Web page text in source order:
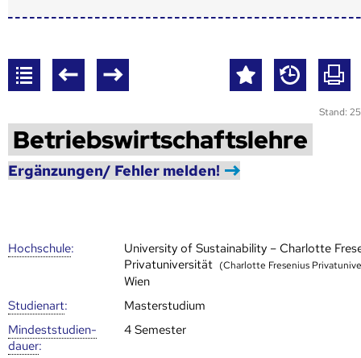
Stand:
Betriebswirtschaftslehre
Ergänzungen/ Fehler melden!
Hoch­schule:
University of Sustainability – Charlotte
Privatuniversität (Charlotte Fresenius
Wien
Studienart:
Masterstudium
Mindest­studien­
dauer:
4 Semester